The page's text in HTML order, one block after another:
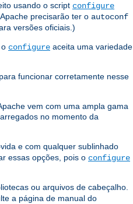
usando o script configure
precisarão ter o autoconf
versões oficiais.)
configure aceita uma variedade
funcionar corretamente nesse
vem com uma ampla gama
no momento da
e com qualquer sublinhado
essas opções, pois o configure
ou arquivos de cabeçalho.
a página de manual do